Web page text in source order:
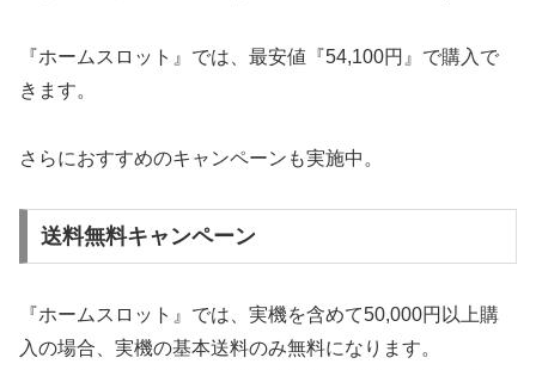
『ホームスロット』では、最安値『54,100円』で購入で
きます。
さらにおすすめのキャンペーンも実施中。
送料無料キャンペーン
『ホームスロット』では、実機を含めて50,000円以上購
入の場合、実機の基本送料のみ無料になります。